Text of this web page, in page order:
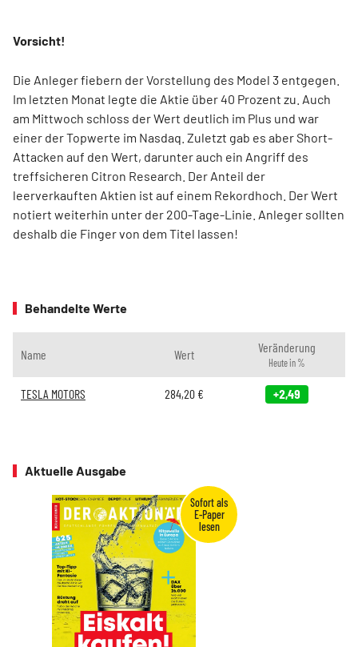
Vorsicht!
Die Anleger fiebern der Vorstellung des Model 3 entgegen.
Im letzten Monat legte die Aktie über 40 Prozent zu. Auch
am Mittwoch schloss der Wert deutlich im Plus und war
einer der Topwerte im Nasdaq. Zuletzt gab es aber Short-
Attacken auf den Wert, darunter auch ein Angriff des
treffsicheren Citron Research. Der Anteil der
leerverkauften Aktien ist auf einem Rekordhoch. Der Wert
notiert weiterhin unter der 200-Tage-Linie. Anleger sollten
deshalb die Finger von dem Titel lassen!
Behandelte Werte
Name Wert Veränderung
Heute in %
TESLA MOTORS 284,20 € +2,49
Aktuelle Ausgabe